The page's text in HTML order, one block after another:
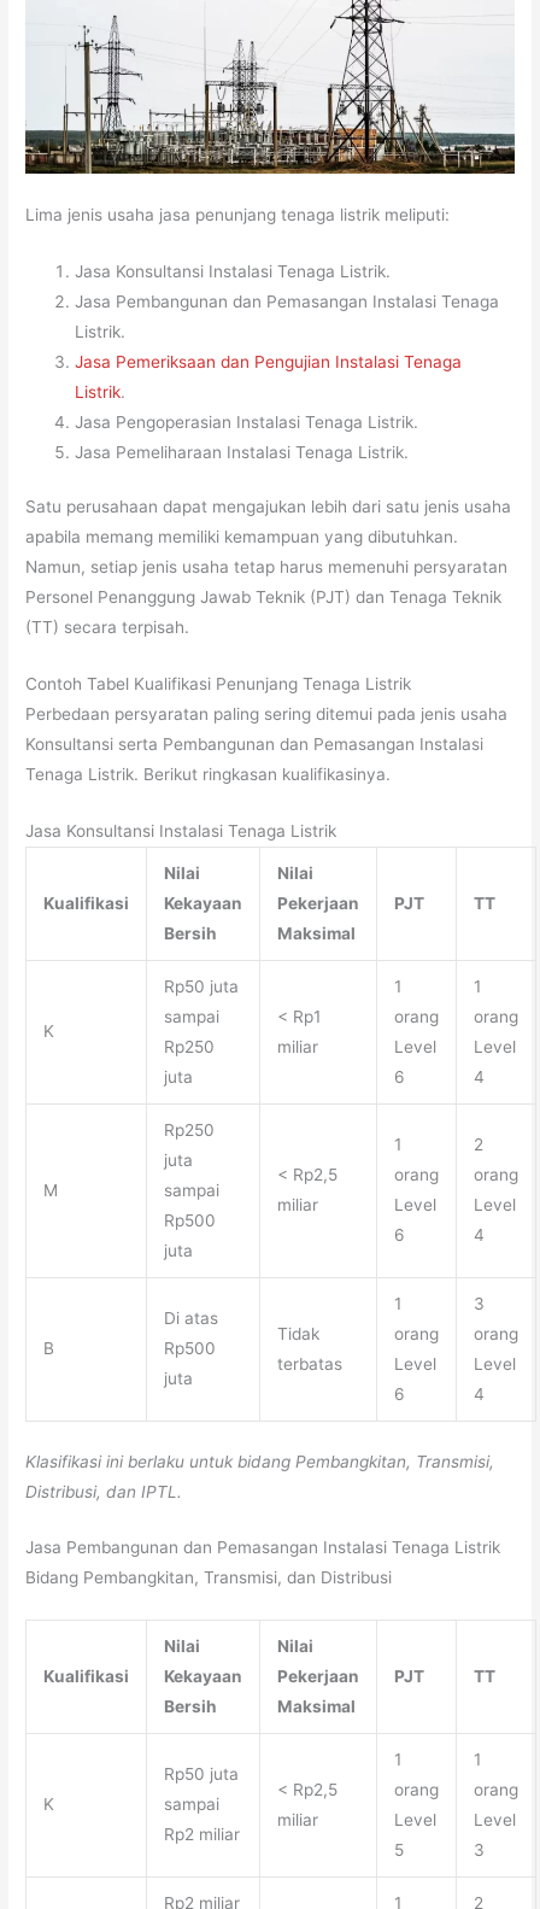
Lima jenis usaha jasa penunjang tenaga listrik meliputi:
Jasa Konsultansi Instalasi Tenaga Listrik.
Jasa Pembangunan dan Pemasangan Instalasi Tenaga
Listrik.
Jasa Pemeriksaan dan Pengujian Instalasi Tenaga
Listrik.
Jasa Pengoperasian Instalasi Tenaga Listrik.
Jasa Pemeliharaan Instalasi Tenaga Listrik.
Satu perusahaan dapat mengajukan lebih dari satu jenis usaha
apabila memang memiliki kemampuan yang dibutuhkan.
Namun, setiap jenis usaha tetap harus memenuhi persyaratan
Personel Penanggung Jawab Teknik (PJT) dan Tenaga Teknik
(TT) secara terpisah.
Contoh Tabel Kualifikasi Penunjang Tenaga Listrik
Perbedaan persyaratan paling sering ditemui pada jenis usaha
Konsultansi serta Pembangunan dan Pemasangan Instalasi
Tenaga Listrik. Berikut ringkasan kualifikasinya.
Jasa Konsultansi Instalasi Tenaga Listrik
Kualifikasi
Nilai
Kekayaan
Bersih
Nilai
Pekerjaan
Maksimal
PJT TT
K
Rp50 juta
sampai
Rp250
juta
< Rp1
miliar
1
orang
Level
6
1
orang
Level
4
M
Rp250
juta
sampai
Rp500
juta
< Rp2,5
miliar
1
orang
Level
6
2
orang
Level
4
B
Di atas
Rp500
juta
Tidak
terbatas
1
orang
Level
6
3
orang
Level
4
Klasifikasi ini berlaku untuk bidang Pembangkitan, Transmisi,
Distribusi, dan IPTL.
Jasa Pembangunan dan Pemasangan Instalasi Tenaga Listrik
Bidang Pembangkitan, Transmisi, dan Distribusi
Kualifikasi
Nilai
Kekayaan
Bersih
Nilai
Pekerjaan
Maksimal
PJT TT
K
Rp50 juta
sampai
Rp2 miliar
< Rp2,5
miliar
1
orang
Level
5
1
orang
Level
3
Rp2 miliar
1
2